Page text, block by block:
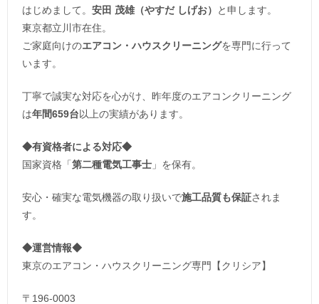
はじめまして。 安田 茂雄（やすだ しげお）
と申します。
東京都立川市在住。
ご家庭向けのエアコン・ハウスクリーニングを専門に行って
います。
丁寧で誠実な対応を心がけ、昨年度のエアコンクリーニング
は年間659台以上の実績があります。
◆有資格者による対応◆
国家資格「第二種電気工事士 」を保有。
安心・確実な電気機器の取り扱いで施工品質も保証されま
す。
◆運営情報◆
東京のエアコン・ハウスクリーニング専門【クリシア】
〒196-0003